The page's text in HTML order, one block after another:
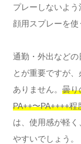
プレーしないよ
顔用スプレーを使
通勤・外出などの
とが重要ですが
ありません。 曇り
PA++〜PA++++
は、使用感が軽
やすいでしょう。